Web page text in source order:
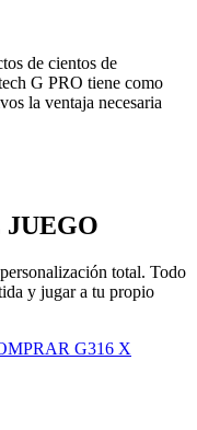
de cientos de
G PRO tiene como
la ventaja necesaria
total. Todo
y jugar a tu propio
G316 X